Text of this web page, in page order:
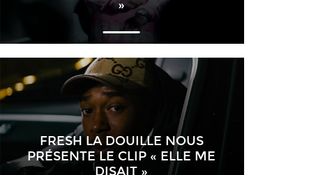
»
FRESH LA DOUILLE NOUS
PRÉSENTE LE CLIP « ELLE ME
DISAIT »